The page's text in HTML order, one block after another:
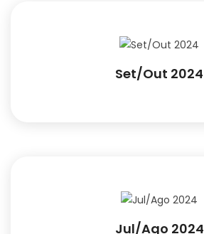
Set/Out 2024
Jul/Ago 2024